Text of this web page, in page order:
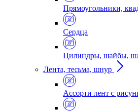
Прямоугольники,
Сердца
Цилиндры, шайбы,
Лента, тесьма, шнур
Ассорти лент с